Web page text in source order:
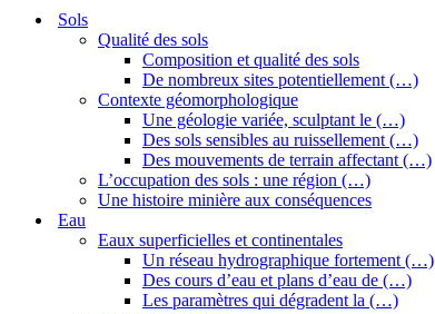
Sols
Qualité des sols
Composition et qualité des sols
De nombreux sites potentiellement (…)
Contexte géomorphologique
Une géologie variée, sculptant le (…)
Des sols sensibles au ruissellement (…)
Des mouvements de terrain affectant (…)
L’occupation des sols : une région (…)
Une histoire minière aux conséquences
Eau
Eaux superficielles et continentales
Un réseau hydrographique fortement (…)
Des cours d’eau et plans d’eau de (…)
Les paramètres qui dégradent la (…)